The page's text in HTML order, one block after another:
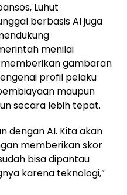
Luhut
berbasis AI juga
menilai
gambaran
profil pelaku
maupun
secara lebih tepat.
dengan AI. Kita akan
memberikan skor
bisa dipantau
karena teknologi,”